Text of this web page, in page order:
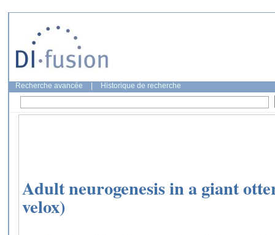
Recherche avancée Historique de recherche
Adult neurogenesis in a giant
velox)